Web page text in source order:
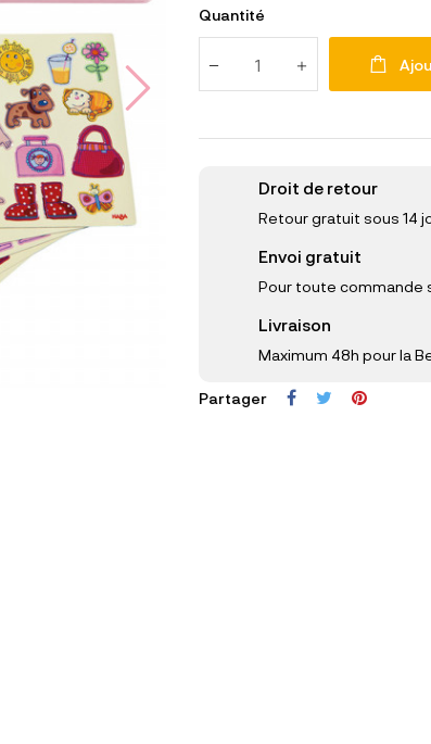
Quantité
Droit de retour
Retour gratuit sous 14
Envoi gratuit
Pour toute commande
Livraison
Maximum 48h pour la
Partager